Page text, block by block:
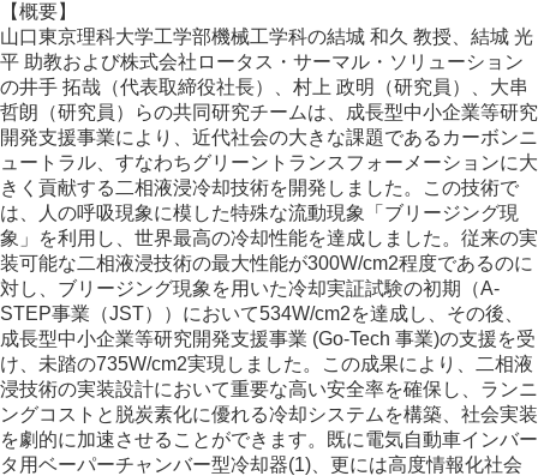
【概要】
山口東京理科大学工学部機械工学科の結城 和久 教授、結城 光
平 助教および株式会社ロータス・サーマル・ソリューション
の井手 拓哉（代表取締役社長）、村上 政明（研究員）、大串
哲朗（研究員）らの共同研究チームは、成長型中小企業等研究
開発支援事業により、近代社会の大きな課題であるカーボンニ
ュートラル、すなわちグリーントランスフォーメーションに大
きく貢献する二相液浸冷却技術を開発しました。この技術で
は、人の呼吸現象に模した特殊な流動現象「ブリージング現
象」を利用し、世界最高の冷却性能を達成しました。従来の実
装可能な二相液浸技術の最大性能が300W/cm2程度であるのに
対し、ブリージング現象を用いた冷却実証試験の初期（A-
STEP事業（JST））において534W/cm2を達成し、その後、
成長型中小企業等研究開発支援事業 (Go-Tech 事業)の支援を受
け、未踏の735W/cm2実現しました。この成果により、二相液
浸技術の実装設計において重要な高い安全率を確保し、ランニ
ングコストと脱炭素化に優れる冷却システムを構築、社会実装
を劇的に加速させることができます。既に電気自動車インバー
タ用ベーパーチャンバー型冷却器(1)、更には高度情報化社会